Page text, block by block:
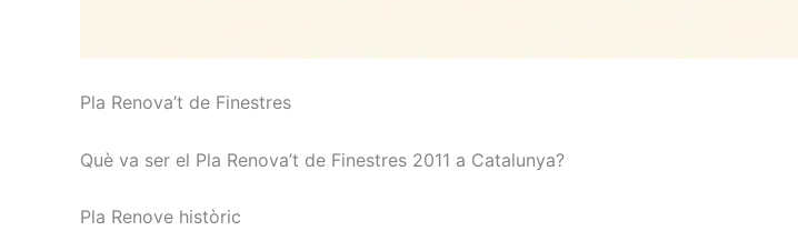
Pla Renova’t de Finestres
Què va ser el Pla Renova’t de Finestres 2011 a Catalunya?
Pla Renove històric